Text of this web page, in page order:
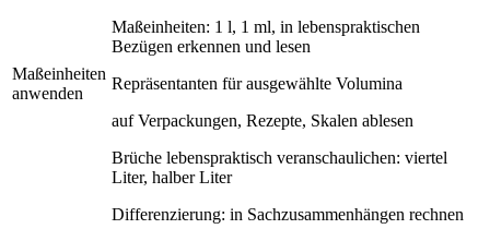
Maßeinheiten
anwenden
Maßeinheiten: 1 l, 1 ml, in lebenspraktischen
Bezügen erkennen und lesen
Repräsentanten für ausgewählte Volumina
auf Verpackungen, Rezepte, Skalen ablesen
Brüche lebenspraktisch veranschaulichen: viertel
Liter, halber Liter
Differenzierung: in Sachzusammenhängen rechnen